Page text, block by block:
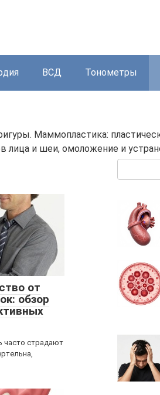
ВСД Тонометры
Маммопластика:
лица и шеи, омоложение и
от
обзор
часто страдают